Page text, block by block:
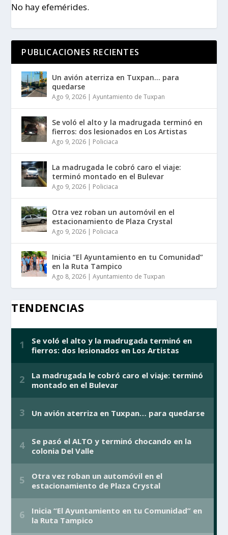
No hay efemérides.
PUBLICACIONES RECIENTES
Un avión aterriza en Tuxpan… para
quedarse
Ago 9, 2026 |Ayuntamiento de Tuxpan
Se voló el alto y la madrugada terminó en
fierros: dos lesionados en Los Artistas
Ago 9, 2026 | Policiaca
La madrugada le cobró caro el viaje:
terminó montado en el Bulevar
Ago 9, 2026 | Policiaca
Otra vez roban un automóvil en el
estacionamiento de Plaza Crystal
Ago 9, 2026 | Policiaca
Inicia “El Ayuntamiento en tu Comunidad”
en la Ruta Tampico
Ago 8, 2026 |Ayuntamiento de Tuxpan
TENDENCIAS